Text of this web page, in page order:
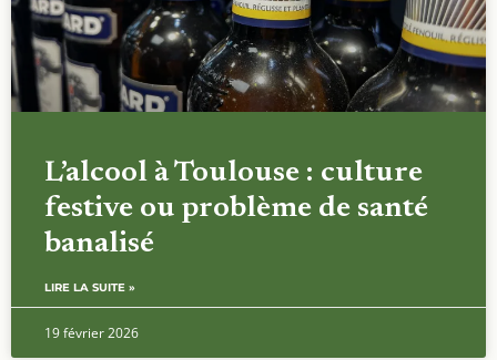
L’alcool à Toulouse : culture
festive ou problème de santé
banalisé
LIRE LA SUITE »
19 février 2026